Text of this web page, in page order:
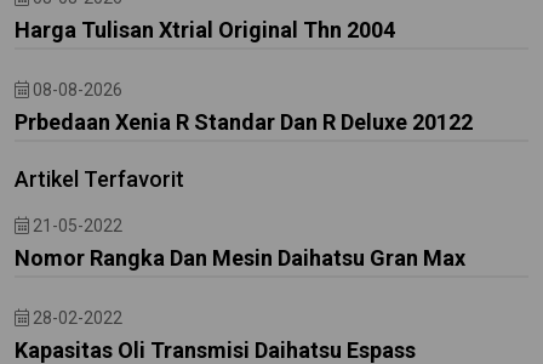
Harga Tulisan Xtrial Original Thn 2004
08-08-2026
Prbedaan Xenia R Standar Dan R Deluxe 20122
Artikel Terfavorit
21-05-2022
Nomor Rangka Dan Mesin Daihatsu Gran Max
28-02-2022
Kapasitas Oli Transmisi Daihatsu Espass